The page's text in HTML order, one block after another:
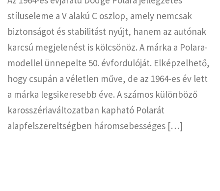
stíluseleme a V alakú C oszlop, amely nemcsak
biztonságot és stabilitást nyújt, hanem az autónak
karcsú megjelenést is kölcsönöz. A márka a Polara-
modellel ünnepelte 50. évfordulóját. Elképzelhető,
hogy csupán a véletlen műve, de az 1964-es év lett
a márka legsikeresebb éve. A számos különböző
karosszériaváltozatban kapható Polarát
alapfelszereltségben háromsebességes […]